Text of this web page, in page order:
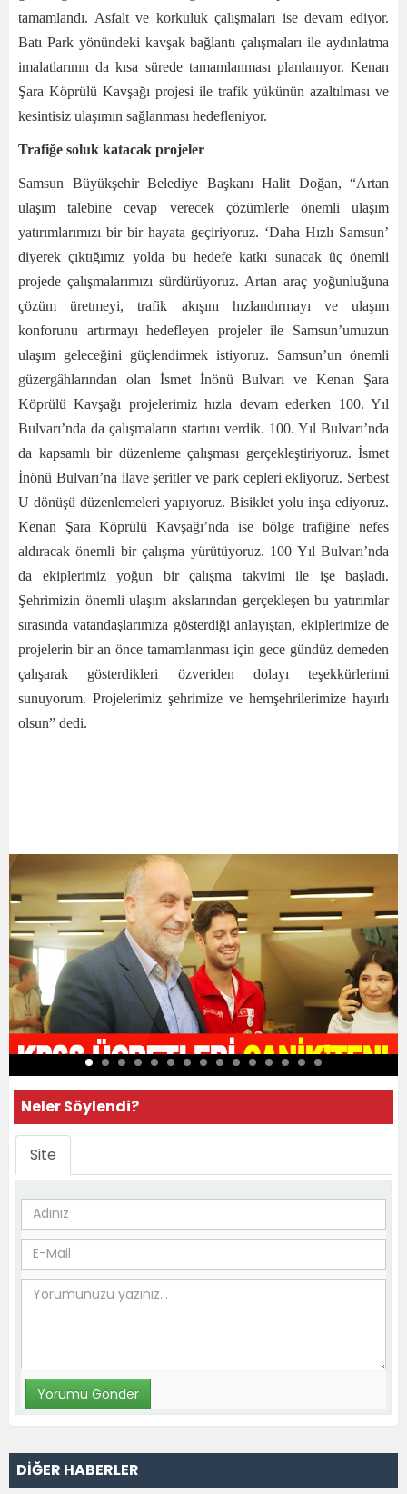
tamamlandı. Asfalt ve korkuluk çalışmaları ise devam ediyor.
Batı Park yönündeki kavşak bağlantı çalışmaları ile aydınlatma
imalatlarının da kısa sürede tamamlanması planlanıyor. Kenan
Şara Köprülü Kavşağı projesi ile trafik yükünün azaltılması ve
kesintisiz ulaşımın sağlanması hedefleniyor.
Trafiğe soluk katacak projeler
Samsun Büyükşehir Belediye Başkanı Halit Doğan, “Artan
ulaşım talebine cevap verecek çözümlerle önemli ulaşım
yatırımlarımızı bir bir hayata geçiriyoruz. ‘Daha Hızlı Samsun’
diyerek çıktığımız yolda bu hedefe katkı sunacak üç önemli
projede çalışmalarımızı sürdürüyoruz. Artan araç yoğunluğuna
çözüm üretmeyi, trafik akışını hızlandırmayı ve ulaşım
konforunu artırmayı hedefleyen projeler ile Samsun’umuzun
ulaşım geleceğini güçlendirmek istiyoruz. Samsun’un önemli
güzergâhlarından olan İsmet İnönü Bulvarı ve Kenan Şara
Köprülü Kavşağı projelerimiz hızla devam ederken 100. Yıl
Bulvarı’nda da çalışmaların startını verdik. 100. Yıl Bulvarı’nda
da kapsamlı bir düzenleme çalışması gerçekleştiriyoruz. İsmet
İnönü Bulvarı’na ilave şeritler ve park cepleri ekliyoruz. Serbest
U dönüşü düzenlemeleri yapıyoruz. Bisiklet yolu inşa ediyoruz.
Kenan Şara Köprülü Kavşağı’nda ise bölge trafiğine nefes
aldıracak önemli bir çalışma yürütüyoruz. 100 Yıl Bulvarı’nda
da ekiplerimiz yoğun bir çalışma takvimi ile işe başladı.
Şehrimizin önemli ulaşım akslarından gerçekleşen bu yatırımlar
sırasında vatandaşlarımıza gösterdiği anlayıştan, ekiplerimize de
projelerin bir an önce tamamlanması için gece gündüz demeden
çalışarak gösterdikleri özveriden dolayı teşekkürlerimi
sunuyorum. Projelerimiz şehrimize ve hemşehrilerimize hayırlı
olsun” dedi.
Neler Söylendi?
Site
DİĞER HABERLER